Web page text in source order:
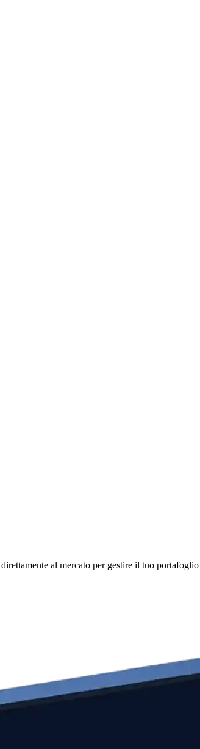
al mercato per gestire il tuo portafoglio